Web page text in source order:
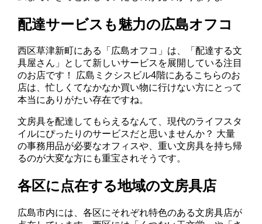
配達サービスも魅力の広島オフコ
西区草津新町にある「広島オフコ」は、「配達する文
具屋さん」として新しいサービスを展開している注目
のお店です！ 広島ミクシスビル4階にあるこちらのお
店は、忙しくてなかなか買い物に行けない方にとって
本当にありがたい存在ですね。
文房具を配達してもらえるなんて、現代のライフスタ
イルにぴったりのサービスだと思いませんか？ 大量
の事務用品が必要なオフィスや、重い文房具を持ち帰
るのが大変な方にも重宝されそうです。
各区に点在する地域の文房具店
広島市内には、各区にそれぞれ特色のある文房具店が